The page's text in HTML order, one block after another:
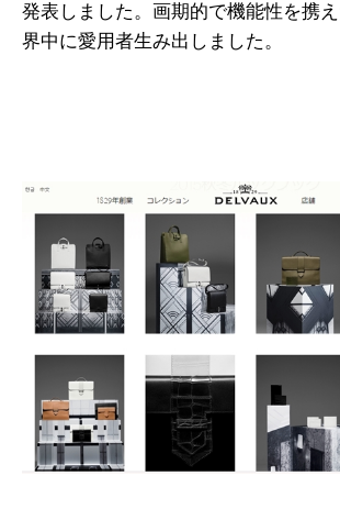
発表しました。画期的で機能性を携
界中に愛用者生み出しました。